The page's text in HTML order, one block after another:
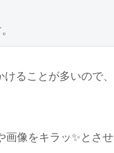
ることが多いので、
画像をキラッ✨とさせ